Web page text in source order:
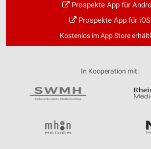
Prospekte App für
Prospekte App für iOS
Kostenlos im App Store
In Kooperation mit: